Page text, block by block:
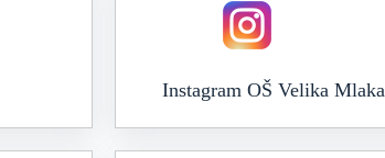
Instagram OŠ Velika Mlaka